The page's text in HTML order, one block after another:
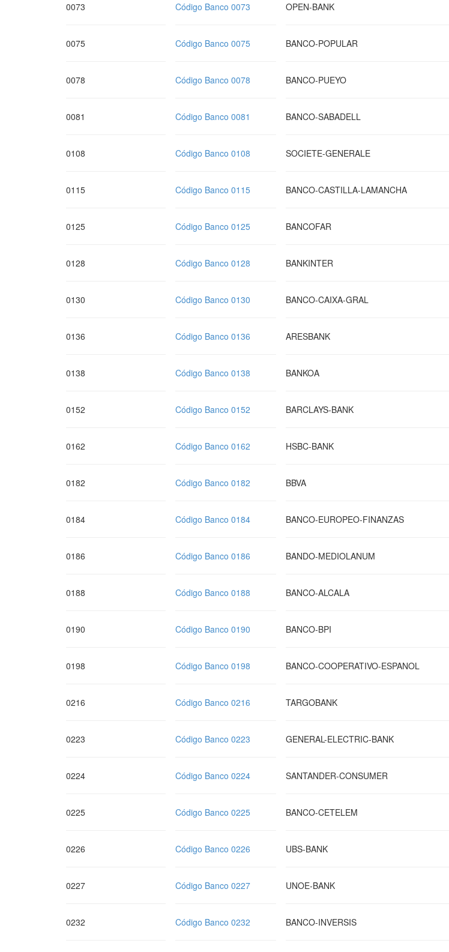
0073
0075
0078
0081
0108
0115
0125
0128
0130
0136
0138
0152
0162
0182
0184
0186
0188
0190
0198
0216
0223
0224
0225
0226
0227
0232
Código Banco 0073
Código Banco 0075
Código Banco 0078
Código Banco 0081
Código Banco 0108
Código Banco 0115
Código Banco 0125
Código Banco 0128
Código Banco 0130
Código Banco 0136
Código Banco 0138
Código Banco 0152
Código Banco 0162
Código Banco 0182
Código Banco 0184
Código Banco 0186
Código Banco 0188
Código Banco 0190
Código Banco 0198
Código Banco 0216
Código Banco 0223
Código Banco 0224
Código Banco 0225
Código Banco 0226
Código Banco 0227
Código Banco 0232
OPEN-BANK
BANCO-POPULAR
BANCO-PUEYO
BANCO-SABADELL
SOCIETE-GENERALE
BANCO-CASTILLA-LAMANCHA
BANCOFAR
BANKINTER
BANCO-CAIXA-GRAL
ARESBANK
BANKOA
BARCLAYS-BANK
HSBC-BANK
BBVA
BANCO-EUROPEO-FINANZAS
BANDO-MEDIOLANUM
BANCO-ALCALA
BANCO-BPI
BANCO-COOPERATIVO-ESPANOL
TARGOBANK
GENERAL-ELECTRIC-BANK
SANTANDER-CONSUMER
BANCO-CETELEM
UBS-BANK
UNOE-BANK
BANCO-INVERSIS